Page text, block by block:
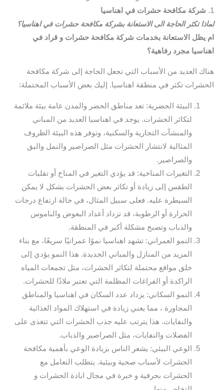
1.
شركة مكافحة حشرات في اهناسيا
لماذا تكثر الحاجة الى الاستعانة بشركة مكافحة حشرات في اهناسيا؟
ام يظل الاستعانة بخدمات شركة مكافحة حشرات و قراد في
اهناسيا مجرد رفاهية؟
هناك العديد من الأسباب التي تجعل الحاجة إلى شركة مكافحة
الحشرات تكثر في منطقة اهناسيا. إليك بعض الأسباب المحتملة:
البيئة الحضرية: تعد مناطق الحضر والمدن عامة بيئة ملائمة
لتكاثر الحشرات. يوجد في اهناسيا العديد من المباني
والمنشآت التجارية والسكنية، وتوفر هذه البيئة الظروف
المثالية لانتشار الحشرات مثل الصراصير والنمل والبق
والصراصير.
التغيرات المناخية: قد يؤدي التغير في المناخ أو تقلبات
الطقس إلى زيادة أو تكاثر بعض الحشرات بشكل لا يمكن
السيطرة عليه. فعلى سبيل المثال، في حالة ارتفاع درجات
الحرارة أو الرطوبة، قد تزداد أعداد البعوض والناموس
والذباب وتصبح مشكلة أكبر في المنطقة.
النمو العمراني: تشهد اهناسيا نموًا عمرانيًا سريعًا، مع بناء
المزيد من المنازل والمباني الجديدة. هذا النمو يؤدي إلى
خلق مواقع محتملة لتكاثر الحشرات، مثل تجمعات المياه
الراكدة أو الفراغات المظلمة التي تعتبر ملاذًا للحشرات.
النمو السكاني: يزداد عدد السكان في اهناسيا والمناطق
المجاورة ، مما يعني زيادة في استهلاك المواد الغذائية
والنفايات. هذا يترتب عليه جذب الحشرات التي تتغذى على
الفضلات والنفايات، مثل الصراصير والذباب.
الوعي البيئي: يشعر الناس بزيادة الوعي بأهمية مكافحة
الحشرات لأسباب صحية وبيئية. يتطلب التعامل مع
الحشرات بحرفية و خبرة في مجال ابادة الحشرات و